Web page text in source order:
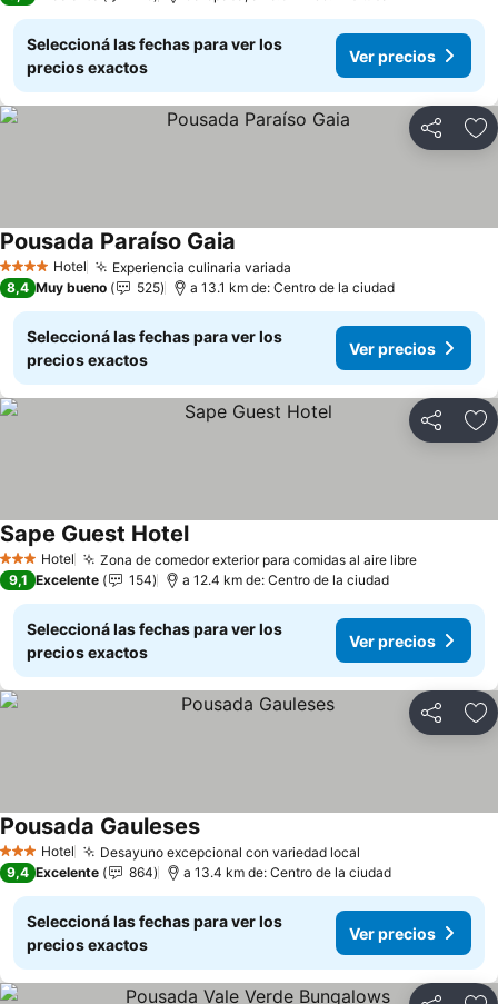
Seleccioná las fechas para ver los
precios exactos
Ver precios
Compartir
4 EstrellasHotel Experiencia culinaria variada
Pousada Paraíso Gaia
8,4 Muy bueno 525 a 13.1 km de: Centro de la ciudad
Seleccioná las fechas para ver los
precios exactos
Ver precios
Compartir
3 Estrellas
Hotel Zona de comedor exterior para comidas al aire libre
Sape Guest Hotel
9,1 Excelente 154 a 12.4 km de: Centro de la ciudad
Seleccioná las fechas para ver los
precios exactos
Ver precios
Compartir
3 Estrellas
Hotel Desayuno excepcional con variedad local
Pousada Gauleses
9,4 Excelente 864 a 13.4 km de: Centro de la ciudad
Seleccioná las fechas para ver los
precios exactos
Ver precios